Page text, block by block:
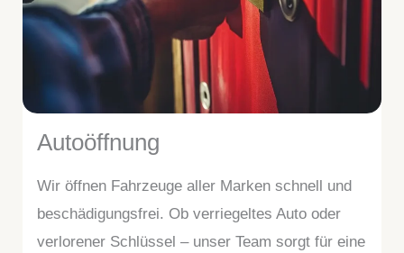
Autoöffnung
Wir öffnen Fahrzeuge aller Marken schnell und
beschädigungsfrei. Ob verriegeltes Auto oder
verlorener Schlüssel – unser Team sorgt für eine